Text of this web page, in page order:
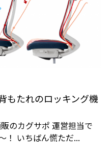
もたれのロッキング機
のカグサポ 運営担当で
！ いちばん慌ただ...